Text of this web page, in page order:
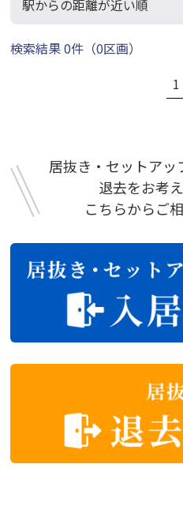
検索結果 0件 （0区画）
1
居抜き・セットアッ
退去をお考
こちらからご